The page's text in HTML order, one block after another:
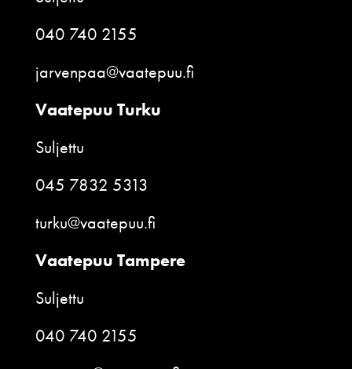
040 740 2155
jarvenpaa@vaatepuu.fi
Vaatepuu Turku
Suljettu
045 7832 5313
turku@vaatepuu.fi
Vaatepuu Tampere
Suljettu
040 740 2155